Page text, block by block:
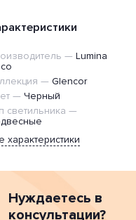
— Lumina
— Glencor
— Черный
светильника —
характеристики
Нуждаетесь в
консультации?